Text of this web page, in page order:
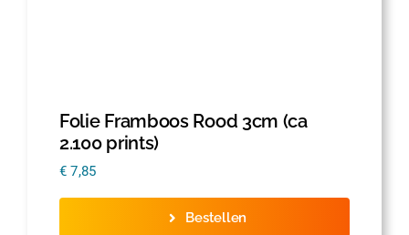
Folie Framboos Rood 3cm (ca
2.100 prints)
€ 7,85
Bestellen